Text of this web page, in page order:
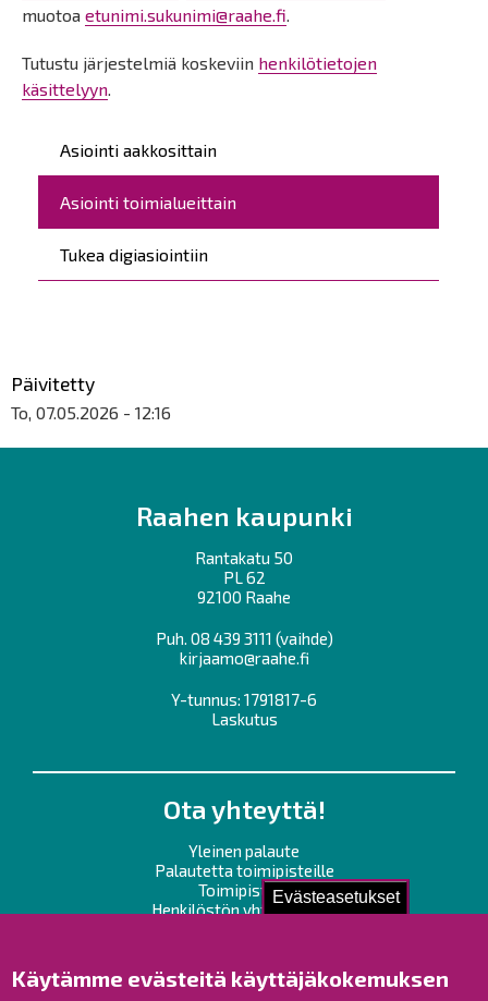
Evästeasetukset
Käytämme evästeitä käyttäjäkokemuksen
Päävalikko
Asiointi aakkosittain
Asiointi toimialueittain
Tukea digiasiointiin
muotoa etunimi.sukunimi@raahe.fi.
Tutustu järjestelmiä koskeviin henkilötietojen
käsittelyyn.
Päivitetty
To, 07.05.2026 - 12:16
Raahen kaupunki
Rantakatu 50
PL 62
92100 Raahe
Puh. 08 439 3111 (vaihde)
kirjaamo@raahe.fi
Y-tunnus: 1791817-6
Laskutus
Ota yhteyttä!
Yleinen palaute
Palautetta toimipisteille
Toimipisteet
Henkilöstön yhteystiedot
Raahe Facebookissa